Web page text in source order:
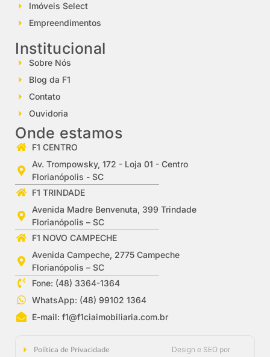
Imóveis Select
Empreendimentos
Institucional
Sobre Nós
Blog da F1
Contato
Ouvidoria
Onde estamos
F1 CENTRO
Av. Trompowsky, 172 - Loja 01 - Centro
Florianópolis - SC
F1 TRINDADE
Avenida Madre Benvenuta, 399 Trindade
Florianópolis – SC
F1 NOVO CAMPECHE
Avenida Campeche, 2775 Campeche
Florianópolis – SC
Fone: (48) 3364-1364
WhatsApp: (48) 99102 1364
E-mail:f1@f1ciaimobiliaria.com.br
Política de Privacidade
Design e SEO por